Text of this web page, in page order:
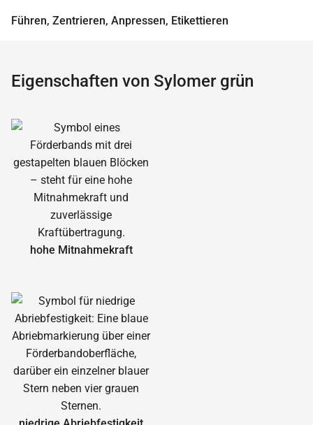
Führen, Zentrieren, Anpressen, Etikettieren
Eigenschaften von Sylomer grün
hohe Mitnahmekraft